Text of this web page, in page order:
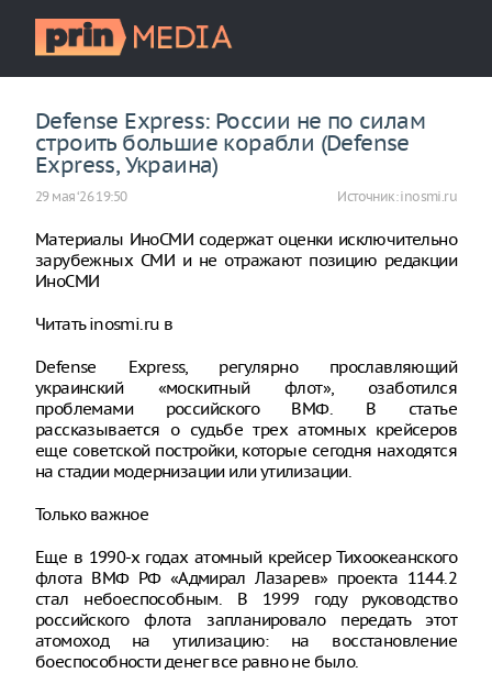
Defense Express: России не по силам
строить большие корабли (Defense
Express, Украина)
29 мая ‘26 19:50 Источник:inosmi.ru
Материалы ИноСМИ содержат оценки исключительно
зарубежных СМИ и не отражают позицию редакции
ИноСМИ
Читать inosmi.ru в
Defense Express, регулярно прославляющий
украинский «москитный флот», озаботился
проблемами российского ВМФ. В статье
рассказывается о судьбе трех атомных крейсеров
еще советской постройки, которые сегодня находятся
на стадии модернизации или утилизации.
Только важное
Еще в 1990-х годах атомный крейсер Тихоокеанского
флота ВМФ РФ «Адмирал Лазарев» проекта 1144.2
стал небоеспособным. В 1999 году руководство
российского флота запланировало передать этот
атомоход на утилизацию: на восстановление
боеспособности денег все равно не было.